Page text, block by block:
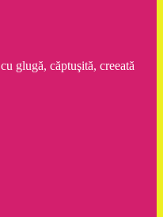
glugă, căptuşită, creeată